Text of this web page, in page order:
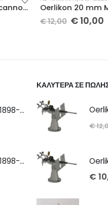
Oerlikon 20 mm MK IV twin cannon 1/72 x 2 τμχ
€12,00 €10,00
US NAVY CREW 1898-1913 1/232
US NAVY CREW 1898-1913 1/72
ΚΑΛΥΤΕΡΑ ΣΕ
€
€